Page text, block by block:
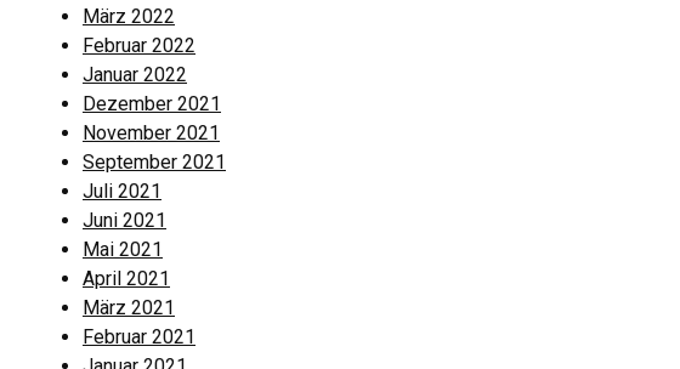
März 2022
Februar 2022
Januar 2022
Dezember 2021
November 2021
September 2021
Juli 2021
Juni 2021
Mai 2021
April 2021
März 2021
Februar 2021